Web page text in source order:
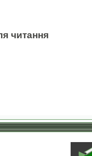
читання